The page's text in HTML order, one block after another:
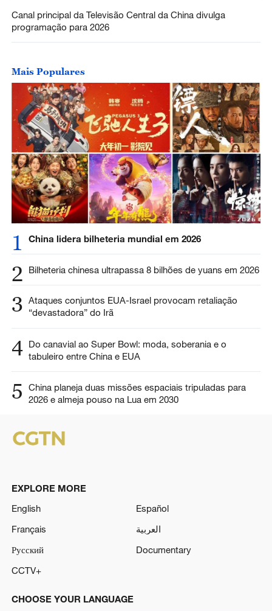
Canal principal da Televisão Central da China divulga
programação para 2026
Mais Populares
1 China lidera bilheteria mundial em 2026
2 Bilheteria chinesa ultrapassa 8 bilhões de yuans em 2026
3 Ataques conjuntos EUA-Israel provocam retaliação
“devastadora” do Irã
4 Do canavial ao Super Bowl: moda, soberania e o
tabuleiro entre China e EUA
5
China planeja duas missões espaciais tripuladas para
2026 e almeja pouso na Lua em 2030
EXPLORE MORE
English
Español
Français
العربية
Русский
Documentary
CCTV+
CHOOSE YOUR LANGUAGE